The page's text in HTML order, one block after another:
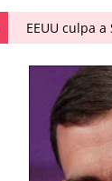
EEUU culpa